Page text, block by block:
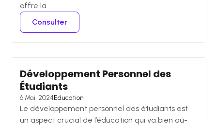
offre la...
Consulter
Développement Personnel des
Étudiants
6 Mai, 2024Education
Le développement personnel des étudiants est
un aspect crucial de l’éducation qui va bien au-